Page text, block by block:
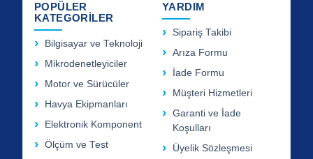
POPÜLER
KATEGORİLER
Bilgisayar ve Teknoloji
Mikrodenetleyiciler
Motor ve Sürücüler
Havya Ekipmanları
Elektronik Komponent
Ölçüm ve Test
YARDIM
Sipariş Takibi
Arıza Formu
İade Formu
Müşteri Hizmetleri
Garanti ve İade
Koşulları
Üyelik Sözleşmesi